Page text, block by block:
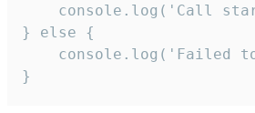
console.log('Call
} else {
console.log('Failed
}